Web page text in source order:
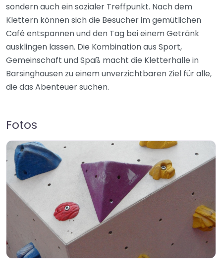
sondern auch ein sozialer Treffpunkt. Nach dem
Klettern können sich die Besucher im gemütlichen
Café entspannen und den Tag bei einem Getränk
ausklingen lassen. Die Kombination aus Sport,
Gemeinschaft und Spaß macht die Kletterhalle in
Barsinghausen zu einem unverzichtbaren Ziel für alle,
die das Abenteuer suchen.
Fotos